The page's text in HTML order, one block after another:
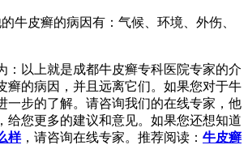
牛皮癣的病因有：气候、环境、外伤、
：以上就是成都牛皮癣专科医院专家的介
癣的病因，并且远离它们。如果您对于牛
一步的了解。请咨询我们的在线专家，他
给您更多的建议和意见。如果您还想知道
样，请咨询在线专家。推荐阅读： 牛皮癣